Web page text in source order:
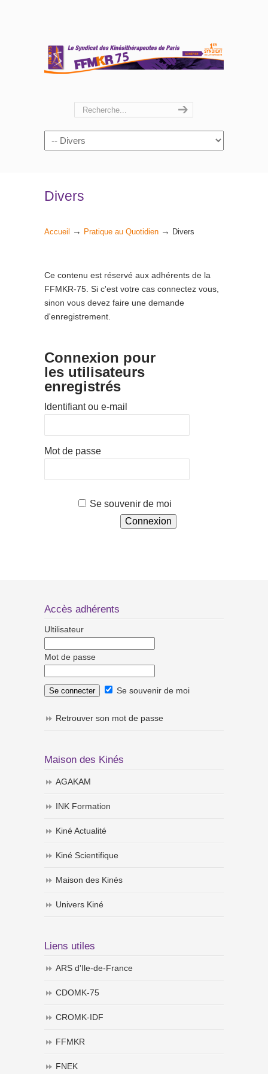
Navigation
Divers
Accueil → Pratique au Quotidien → Divers
Ce contenu est réservé aux adhérents de la
FFMKR-75. Si c'est votre cas connectez vous,
sinon vous devez faire une demande
d'enregistrement.
Connexion pour
les utilisateurs
enregistrés
Identifiant ou e-mail
Mot de passe
Se souvenir de moi
Accès adhérents
Ultilisateur
Mot de passe
Se souvenir de moi
Retrouver son mot de passe
Maison des Kinés
AGAKAM
INK Formation
Kiné Actualité
Kiné Scientifique
Maison des Kinés
Univers Kiné
Liens utiles
ARS d'Ile-de-France
CDOMK-75
CROMK-IDF
FFMKR
FNEK